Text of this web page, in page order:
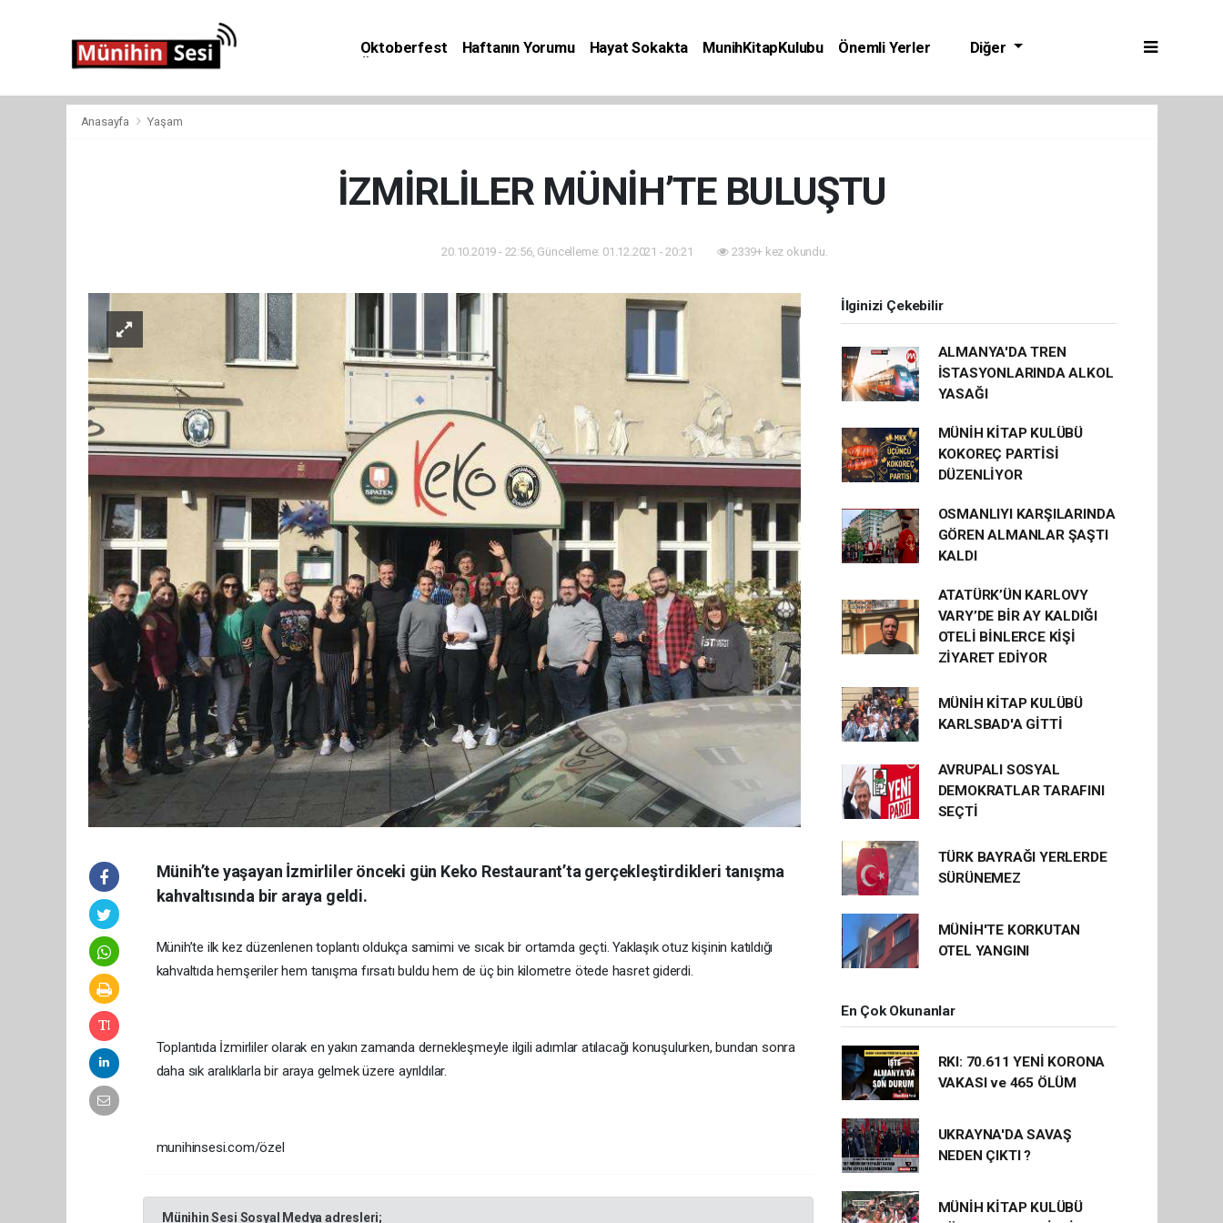
Oktoberfest Haftanın Yorumu Hayat Sokakta MunihKitapKulubu
Önemli Yerler
Diğer
Anasayfa Yaşam
İZMİRLİLER MÜNİH’TE BULUŞTU
20.10.2019 - 22:56, Güncelleme: 01.12.2021 - 20:21 2339+ kez okundu.
Münih’te yaşayan İzmirliler önceki gün Keko Restaurant’ta gerçekleştirdikleri tanışma
kahvaltısında bir araya geldi.
Münih’te ilk kez düzenlenen toplantı oldukça samimi ve sıcak bir ortamda geçti. Yaklaşık otuz kişinin katıldığı
kahvaltıda hemşeriler hem tanışma fırsatı buldu hem de üç bin kilometre ötede hasret giderdi.
Toplantıda İzmirliler olarak en yakın zamanda dernekleşmeyle ilgili adımlar atılacağı konuşulurken, bundan sonra
daha sık aralıklarla bir araya gelmek üzere ayrıldılar.
munihinsesi.com/özel
Münihin Sesi Sosyal Medya adresleri;
İlginizi Çekebilir
ALMANYA'DA TREN
İSTASYONLARINDA ALKOL
YASAĞI
MÜNİH KİTAP KULÜBÜ
KOKOREÇ PARTİSİ
DÜZENLİYOR
OSMANLIYI KARŞILARINDA
GÖREN ALMANLAR ŞAŞTI
KALDI
ATATÜRK’ÜN KARLOVY
VARY’DE BİR AY KALDIĞI
OTELİ BİNLERCE KİŞİ
ZİYARET EDİYOR
MÜNİH KİTAP KULÜBÜ
KARLSBAD'A GİTTİ
AVRUPALI SOSYAL
DEMOKRATLAR TARAFINI
SEÇTİ
TÜRK BAYRAĞI YERLERDE
SÜRÜNEMEZ
MÜNİH'TE KORKUTAN
OTEL YANGINI
En Çok Okunanlar
RKI: 70.611 YENİ KORONA
VAKASI ve 465 ÖLÜM
UKRAYNA'DA SAVAŞ
NEDEN ÇIKTI ?
MÜNİH KİTAP KULÜBÜ